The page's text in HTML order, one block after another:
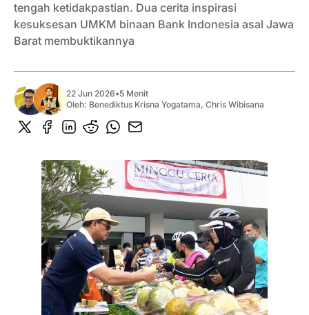
tengah ketidakpastian. Dua cerita inspirasi
kesuksesan UMKM binaan Bank Indonesia asal Jawa
Barat membuktikannya
22 Jun 2026•5 Menit
Oleh: Benediktus Krisna Yogatama, Chris Wibisana